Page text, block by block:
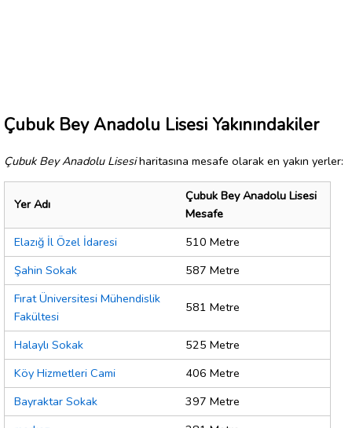
Çubuk Bey Anadolu Lisesi Yakınındakiler
Çubuk Bey Anadolu Lisesiharitasına mesafe olarak en yakın yerler:
Yer Adı
Çubuk Bey Anadolu Lisesi
Mesafe
Elazığ İl Özel İdaresi
510 Metre
Şahin Sokak
587 Metre
Fırat Üniversitesi Mühendislik
Fakültesi
581 Metre
Halaylı Sokak
525 Metre
Köy Hizmetleri Cami
406 Metre
Bayraktar Sokak
397 Metre